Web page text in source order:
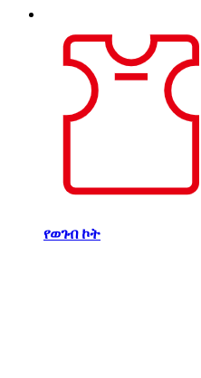
የወገብ ኮት